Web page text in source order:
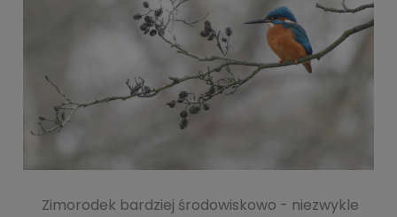
Zimorodek bardziej środowiskowo - niezwykle